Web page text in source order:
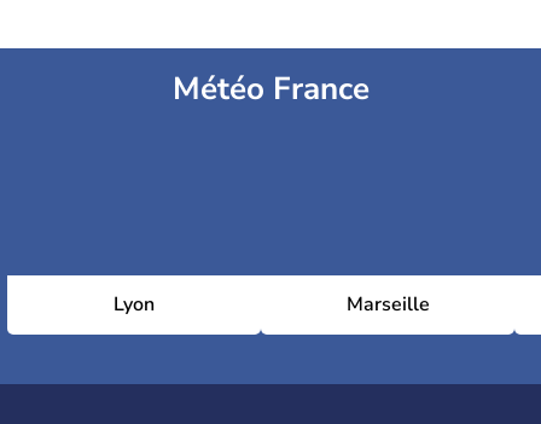
Météo France
Lyon Marseille